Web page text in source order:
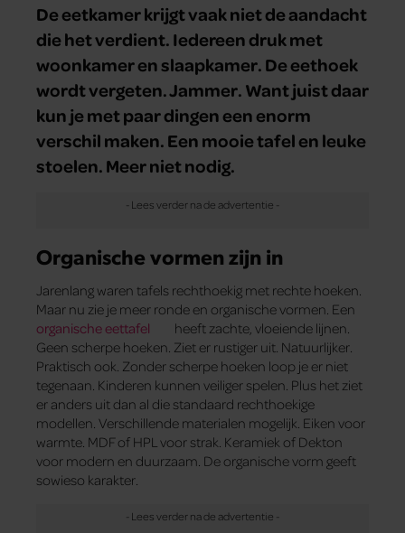
De eetkamer krijgt vaak niet de aandacht
die het verdient. Iedereen druk met
woonkamer en slaapkamer. De eethoek
wordt vergeten. Jammer. Want juist daar
kun je met paar dingen een enorm
verschil maken. Een mooie tafel en leuke
stoelen. Meer niet nodig.
Organische vormen zijn in
Jarenlang waren tafels rechthoekig met rechte hoeken.
Maar nu zie je meer ronde en organische vormen. Een
organische eettafel
heeft zachte, vloeiende lijnen.
Geen scherpe hoeken. Ziet er rustiger uit. Natuurlijker.
Praktisch ook. Zonder scherpe hoeken loop je er niet
tegenaan. Kinderen kunnen veiliger spelen. Plus het ziet
er anders uit dan al die standaard rechthoekige
modellen. Verschillende materialen mogelijk. Eiken voor
warmte. MDF of HPL voor strak. Keramiek of Dekton
voor modern en duurzaam. De organische vorm geeft
sowieso karakter.